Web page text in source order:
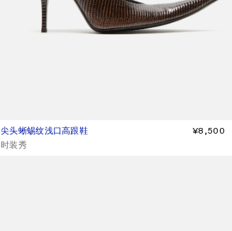
尖头蜥蜴纹浅口高跟鞋
当前颜色： 棕色
價格：¥8,500。
¥8,500
,
时装秀